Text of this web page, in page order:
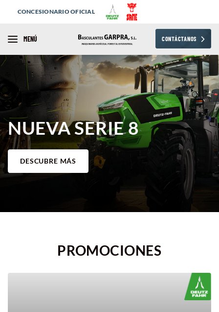
CONCESIONARIO OFICIAL
MENÚ CONTÁCTANOS
NUEVA SERIE 8
DESCUBRE MÁS
PROMOCIONES